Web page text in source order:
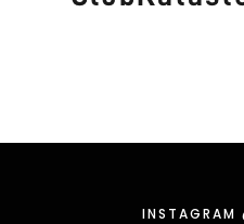
INSTA­GRAM